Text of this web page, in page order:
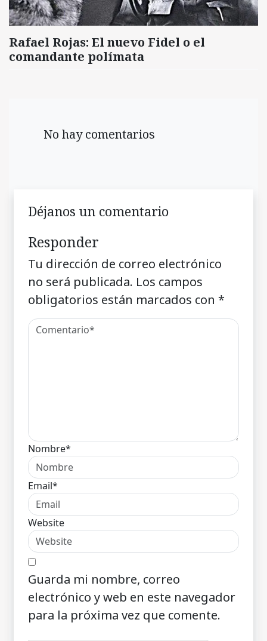
Rafael Rojas: El nuevo Fidel o el
comandante polímata
No hay comentarios
Déjanos un comentario
Responder
Tu dirección de correo electrónico
no será publicada. Los campos
obligatorios están marcados con *
Nombre*
Email*
Website
Guarda mi nombre, correo
electrónico y web en este navegador
para la próxima vez que comente.